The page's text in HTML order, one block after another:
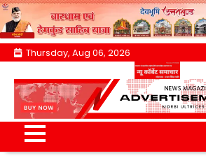
Skip
content
Thursday, Aug 06, 2026